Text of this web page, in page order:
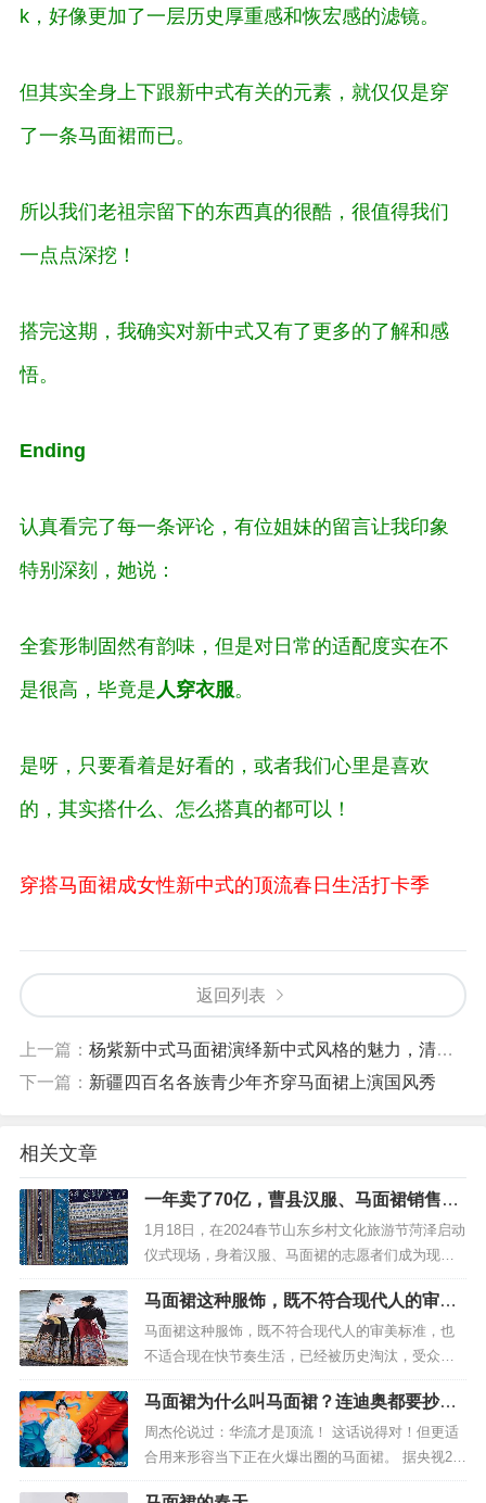
k，好像更加了一层历史厚重感和恢宏感的滤镜。
但其实全身上下跟新中式有关的元素，就仅仅是穿
了一条马面裙而已。
所以我们老祖宗留下的东西真的很酷，很值得我们
一点点深挖！
搭完这期，我确实对新中式又有了更多的了解和感
悟。
Ending
认真看完了每一条评论，有位姐妹的留言让我印象
特别深刻，她说：
全套形制固然有韵味，但是对日常的适配度实在不
是很高，毕竟是人穿衣服。
是呀，只要看着是好看的，或者我们心里是喜欢
的，其实搭什么、怎么搭真的都可以！
穿搭马面裙成女性新中式的顶流春日生活打卡季
返回列表
上一篇： 杨紫新中式马面裙演绎新中式风格的魅力，清新又自然！
下一篇： 新疆四百名各族青少年齐穿马面裙上演国风秀
相关文章
一年卖了70亿，曹县汉服、马面裙销售火
爆供不应求
1月18日，在2024春节山东乡村文化旅游节菏泽启动
仪式现场，身着汉服、马面裙的志愿者们成为现场
最靓丽的风景线。2023年，曹县汉服火出圈，带动
就业人数达10多万人，销售额达到70亿元。随着春
节临近，...
马面裙这种服饰，既不符合现代人的审美
标准……
马面裙这种服饰，既不符合现代人的审美标准，也
不适合现在快节奏生活，已经被历史淘汰，受众很
小。小众的东西，小火一下，如果大量从业人员拥
入，势必造成严重行业内卷、惨烈竞争，冷...
马面裙为什么叫马面裙？连迪奥都要抄作
业，现又火出圈成新春战袍
周杰伦说过：华流才是顶流！ 这话说得对！但更适
合用来形容当下正在火爆出圈的马面裙。 据央视2月
19日的报道，根据多个电商平台的大数据显示，今